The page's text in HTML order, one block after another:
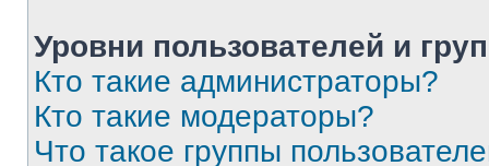
Уровни пользователей и
Кто такие администраторы?
Кто такие модераторы?
Что такое группы